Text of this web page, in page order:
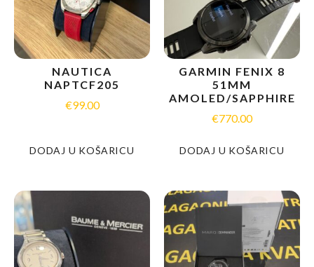
NAUTICA
NAPTCF205
€99.00
DODAJ U KOŠARICU
GARMIN FENIX 8
51MM
AMOLED/SAPPHIRE
€770.00
DODAJ U KOŠARICU